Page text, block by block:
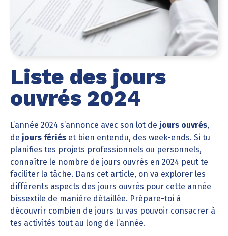
Liste des jours
ouvrés 2024
L’année 2024 s’annonce avec son lot de jours ouvrés,
de jours fériés et bien entendu, des week-ends. Si tu
planifies tes projets professionnels ou personnels,
connaître le nombre de jours ouvrés en 2024 peut te
faciliter la tâche. Dans cet article, on va explorer les
différents aspects des jours ouvrés pour cette année
bissextile de manière détaillée. Prépare-toi à
découvrir combien de jours tu vas pouvoir consacrer à
tes activités tout au long de l’année.